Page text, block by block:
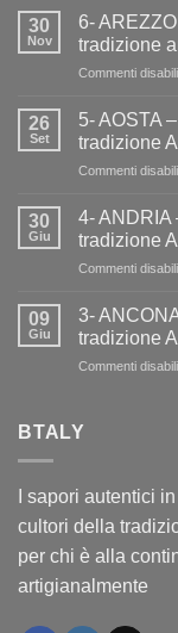
30
Nov
6-
tradizione
Commenti
26
Set
5- AOSTA
tradizione
Commenti
30
Giu
4- ANDRIA
tradizione
Commenti
09
Giu
3-
tradizione
Commenti
BTALY
I sapori autentici
cultori della
per chi è alla
artigianalmente